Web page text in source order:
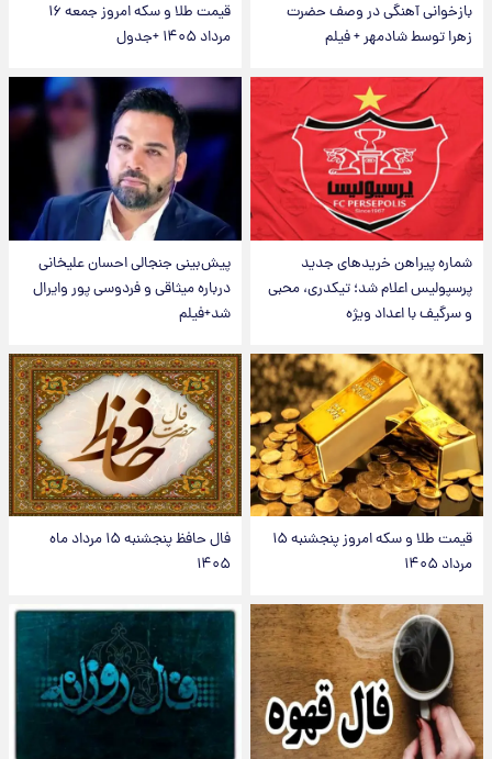
بازخوانی آهنگی در وصف حضرت
زهرا توسط شادمهر + فیلم
قیمت طلا و سکه امروز جمعه ۱۶
مرداد ۱۴۰۵ +جدول
شماره پیراهن خریدهای جدید
پرسپولیس اعلام شد؛ تیکدری، محبی
و سرگیف با اعداد ویژه
پیش‌بینی جنجالی احسان علیخانی
درباره میثاقی و فردوسی پور وایرال
شد+فیلم
قیمت طلا و سکه امروز پنجشنبه ۱۵
مرداد ۱۴۰۵
فال حافظ پنجشنبه ۱۵ مرداد ماه
۱۴۰۵